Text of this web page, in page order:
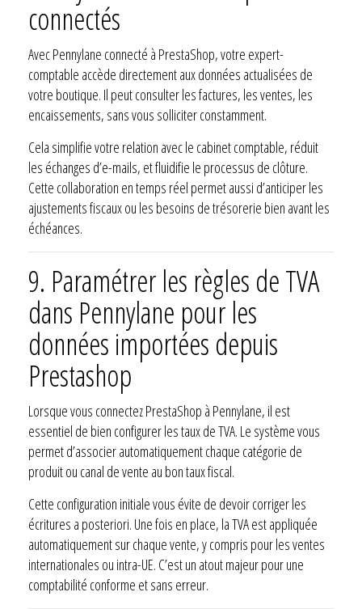
connectés
Avec Pennylane connecté à PrestaShop, votre expert-
comptable accède directement aux données actualisées de
votre boutique. Il peut consulter les factures, les ventes, les
encaissements, sans vous solliciter constamment.
Cela simplifie votre relation avec le cabinet comptable, réduit
les échanges d’e-mails, et fluidifie le processus de clôture.
Cette collaboration en temps réel permet aussi d’anticiper les
ajustements fiscaux ou les besoins de trésorerie bien avant les
échéances.
9. Paramétrer les règles de TVA
dans Pennylane pour les
données importées depuis
Prestashop
Lorsque vous connectez PrestaShop à Pennylane, il est
essentiel de bien configurer les taux de TVA. Le système vous
permet d’associer automatiquement chaque catégorie de
produit ou canal de vente au bon taux fiscal.
Cette configuration initiale vous évite de devoir corriger les
écritures a posteriori. Une fois en place, la TVA est appliquée
automatiquement sur chaque vente, y compris pour les ventes
internationales ou intra-UE. C’est un atout majeur pour une
comptabilité conforme et sans erreur.